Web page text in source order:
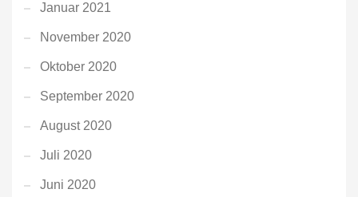
Januar 2021
November 2020
Oktober 2020
September 2020
August 2020
Juli 2020
Juni 2020